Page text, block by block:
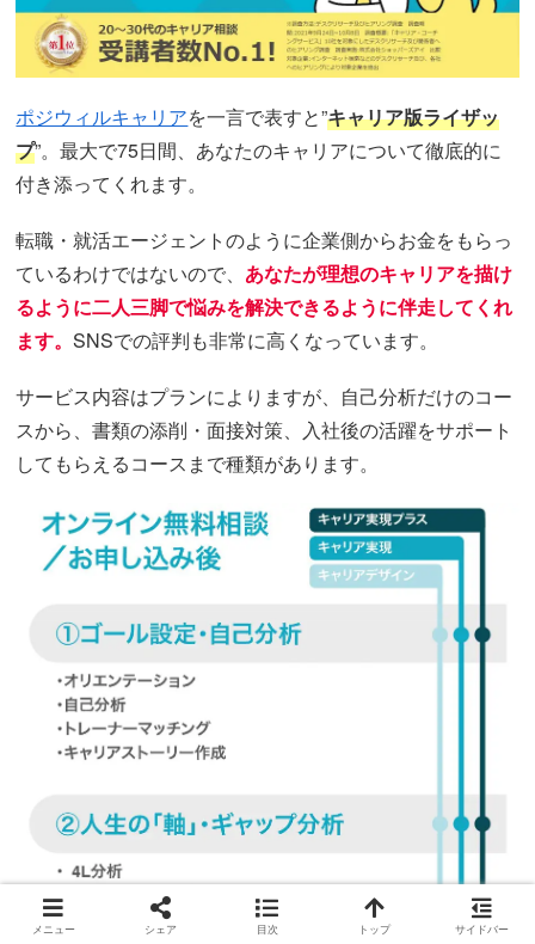
ポジウィルキャリアを一言で表すと”キャリア版ライザッ
プ”。最大で75日間、あなたのキャリアについて徹底的に
付き添ってくれます。
転職・就活エージェントのように企業側からお金をもらっ
ているわけではないので、 あなたが理想のキャリアを描け
るように二人三脚で悩みを解決できるように伴走してくれ
ます。SNSでの評判も非常に高くなっています。
サービス内容はプランによりますが、自己分析だけのコー
スから、書類の添削・面接対策、入社後の活躍をサポート
してもらえるコースまで種類があります。
メニュー シェア 目次 トップ サイドバー